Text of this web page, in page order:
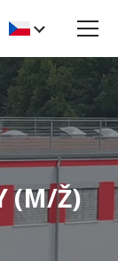
(M/Ž)